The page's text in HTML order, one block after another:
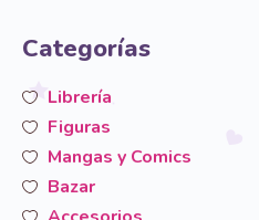
Categorías
Librería
Figuras
Mangas y Comics
Bazar